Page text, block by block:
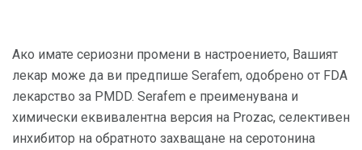
Ако имате сериозни промени в настроението, Вашият
лекар може да ви предпише Serafem, одобрено от FDA
лекарство за PMDD. Serafem е преименувана и
химически еквивалентна версия на Prozac, селективен
инхибитор на обратното захващане на серотонина